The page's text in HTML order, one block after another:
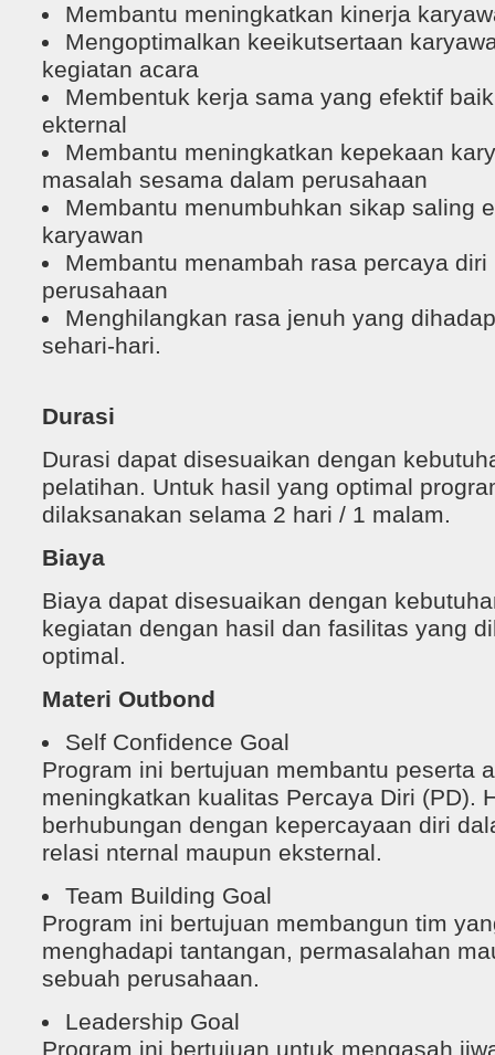
Membantu meningkatkan kinerja
Mengoptimalkan keeikutsertaan
kegiatan acara
Membentuk kerja sama yang efektif
ekternal
Membantu meningkatkan kepekaan
masalah sesama dalam perusahaan
Membantu menumbuhkan sikap saling
karyawan
Membantu menambah rasa percaya
perusahaan
Menghilangkan rasa jenuh yang
sehari-hari.
Durasi
Durasi dapat disesuaikan dengan
pelatihan. Untuk hasil yang optimal
dilaksanakan selama 2 hari / 1 malam.
Biaya
Biaya dapat disesuaikan dengan
kegiatan dengan hasil dan fasilitas yang
optimal.
Materi Outbond
Self Confidence Goal
Program ini bertujuan membantu peserta
meningkatkan kualitas Percaya Diri (PD).
berhubungan dengan kepercayaan diri
relasi nternal maupun eksternal.
Team Building Goal
Program ini bertujuan membangun tim
menghadapi tantangan, permasalahan
sebuah perusahaan.
Leadership Goal
Program ini bertujuan untuk mengasah